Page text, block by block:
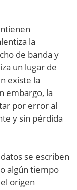
la
de banda y
un lugar de
existe la
embargo, la
por error al
y sin pérdida
se escriben
algún tiempo
origen